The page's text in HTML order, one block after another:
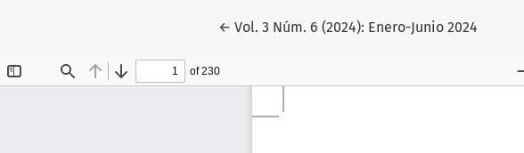
←Volver a los detalles del artículo
Vol. 3 Núm. 6 (2024): Enero-Junio 2024